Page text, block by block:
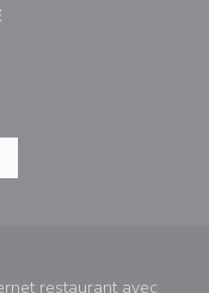
une nouvelle
((ouvre une
restaurant avec